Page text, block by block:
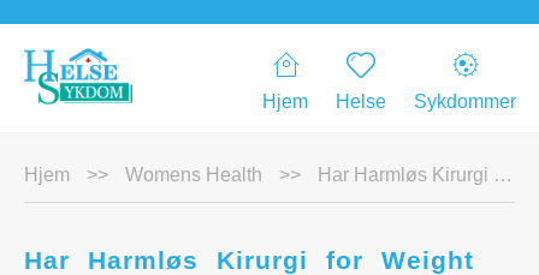
Hjem Helse Sykdommer
Hjem >> Womens Health >> Har Harmløs Kirurgi for Weight Loss
Har Harmløs Kirurgi for Weight